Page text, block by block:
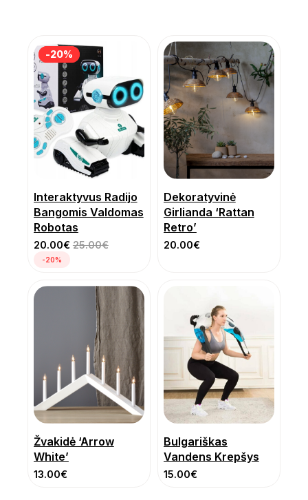
Interaktyvus Radijo
Bangomis Valdomas
Robotas
20.00€ 25.00€
-20%
-20%
-20%
Dekoratyvinė
Girlianda ‘Rattan
Retro’
20.00€
Žvakidė ‘Arrow
White’
13.00€
Bulgariškas
Vandens Krepšys
15.00€